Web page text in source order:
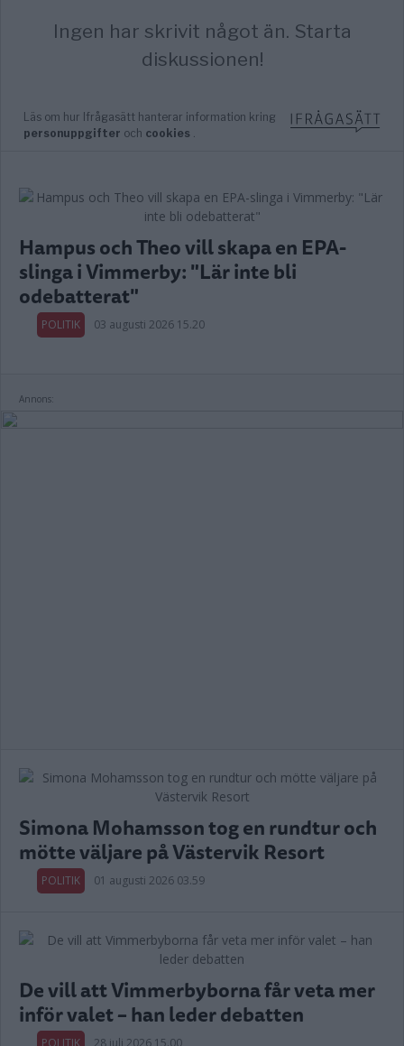
Hampus och Theo vill skapa en EPA-
slinga i Vimmerby: "Lär inte bli
odebatterat"
POLITIK 03 augusti 2026 15.20
Annons:
Simona Mohamsson tog en rundtur och
mötte väljare på Västervik Resort
POLITIK 01 augusti 2026 03.59
De vill att Vimmerbyborna får veta mer
inför valet – han leder debatten
POLITIK 28 juli 2026 15.00